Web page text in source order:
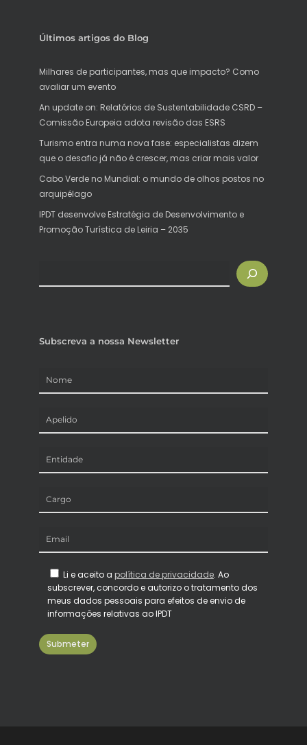
Últimos artigos do Blog
Milhares de participantes, mas que impacto? Como
avaliar um evento
An update on: Relatórios de Sustentabilidade CSRD –
Comissão Europeia adota revisão das ESRS
Turismo entra numa nova fase: especialistas dizem
que o desafio já não é crescer, mas criar mais valor
Cabo Verde no Mundial: o mundo de olhos postos no
arquipélago
IPDT desenvolve Estratégia de Desenvolvimento e
Promoção Turística de Leiria – 2035
Subscreva a nossa Newsletter
Li e aceito a política de privacidade. Ao
subscrever, concordo e autorizo o tratamento dos
meus dados pessoais para efeitos de envio de
informações relativas ao IPDT